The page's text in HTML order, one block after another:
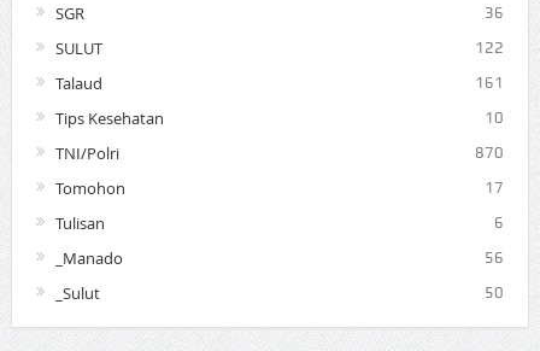
SGR 36
SULUT 122
Talaud 161
Tips Kesehatan 10
TNI/Polri 870
Tomohon 17
Tulisan 6
_Manado 56
_Sulut 50